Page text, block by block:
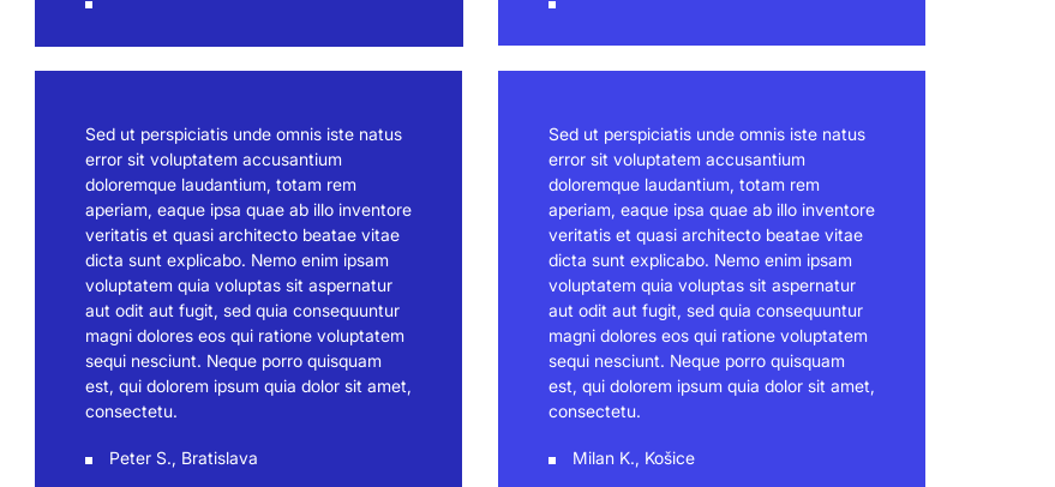
Sed ut perspiciatis unde omnis iste natus
error sit voluptatem accusantium
doloremque laudantium, totam rem
aperiam, eaque ipsa quae ab illo inventore
veritatis et quasi architecto beatae vitae
dicta sunt explicabo. Nemo enim ipsam
voluptatem quia voluptas sit aspernatur
aut odit aut fugit, sed quia consequuntur
magni dolores eos qui ratione voluptatem
sequi nesciunt. Neque porro quisquam
est, qui dolorem ipsum quia dolor sit amet,
consectetu.
Peter S., Bratislava
Sed ut perspiciatis unde omnis iste natus
error sit voluptatem accusantium
doloremque laudantium, totam rem
aperiam, eaque ipsa quae ab illo inventore
veritatis et quasi architecto beatae vitae
dicta sunt explicabo. Nemo enim ipsam
voluptatem quia voluptas sit aspernatur
aut odit aut fugit, sed quia consequuntur
magni dolores eos qui ratione voluptatem
sequi nesciunt. Neque porro quisquam
est, qui dolorem ipsum quia dolor sit amet,
consectetu.
Milan K., Košice